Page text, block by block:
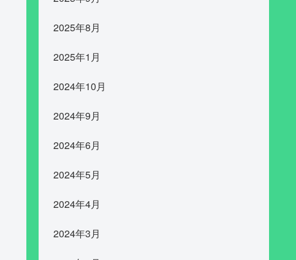
2025年8月
2025年1月
2024年10月
2024年9月
2024年6月
2024年5月
2024年4月
2024年3月